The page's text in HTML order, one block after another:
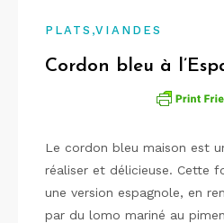
PLATS ,VIANDES
Cordon bleu à
Le cordon bleu maison est
réaliser et délicieuse. Cette
une version espagnole, en
par du lomo mariné au